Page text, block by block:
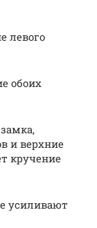
левого
обоих
и верхние
кручение
усиливают